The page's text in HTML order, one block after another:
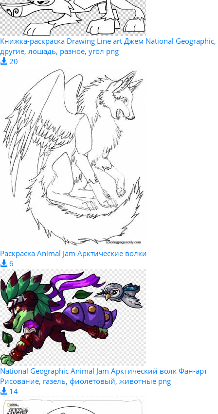
Книжка-раскраска Drawing Line art Джем National Geographic,
другие, лошадь, разное, угол png
20
Раскраска Animal Jam Арктические волки
6
National Geographic Animal Jam Арктический волк Фан-арт
Рисование, газель, фиолетовый, животные png
14